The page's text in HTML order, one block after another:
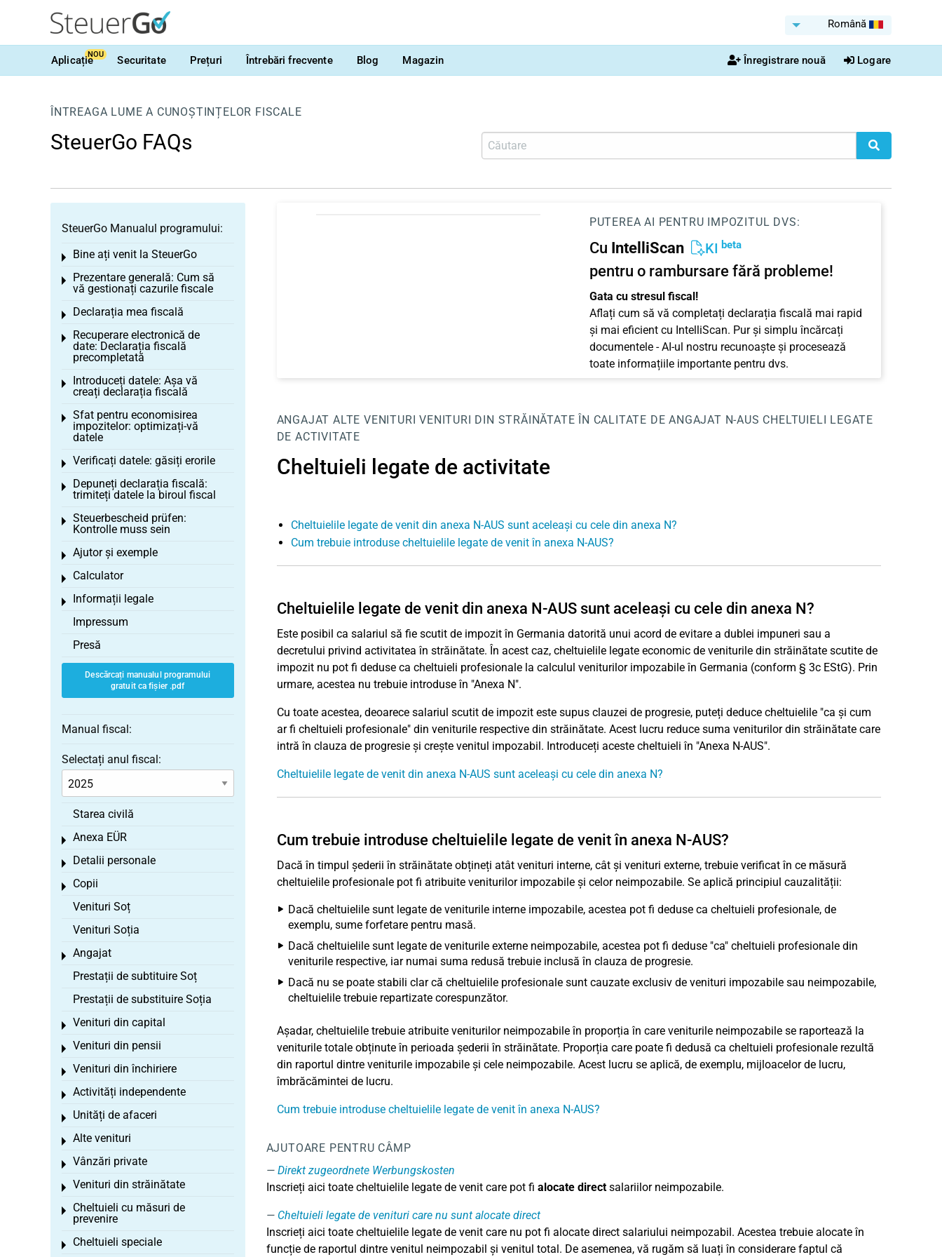
Română
AplicațieNOU Securitate Prețuri Întrebări frecvente Blog Magazin Înregistrare nouă Logare
ÎNTREAGA LUME A CUNOȘTINȚELOR FISCALE
SteuerGo FAQs
PUTEREA AI PENTRU IMPOZITUL DVS:
Cu IntelliScan KI beta
pentru o rambursare fără probleme!
Gata cu stresul fiscal!
Aflați cum să vă completați declarația fiscală mai rapid
și mai eficient cu IntelliScan. Pur și simplu încărcați
documentele - AI-ul nostru recunoaște și procesează
toate informațiile importante pentru dvs.
ANGAJAT ALTE VENITURIVENITURI DIN STRĂINĂTATE ÎN CALITATE DE ANGAJAT N-AUS CHELTUIELI LEGATE
DE ACTIVITATE
Cheltuieli legate de activitate
Cheltuielile legate de venit din anexa N-AUS sunt aceleași cu cele din anexa N?
Cum trebuie introduse cheltuielile legate de venit în anexa N-AUS?
Cheltuielile legate de venit din anexa N-AUS sunt aceleași cu cele din anexa N?
Este posibil ca salariul să fie scutit de impozit în Germania datorită unui acord de evitare a dublei impuneri sau a
decretului privind activitatea în străinătate. În acest caz, cheltuielile legate economic de veniturile din străinătate scutite de
impozit nu pot fi deduse ca cheltuieli profesionale la calculul veniturilor impozabile în Germania (conform § 3c EStG). Prin
urmare, acestea nu trebuie introduse în "Anexa N".
Cu toate acestea, deoarece salariul scutit de impozit este supus clauzei de progresie, puteți deduce cheltuielile "ca și cum
ar fi cheltuieli profesionale" din veniturile respective din străinătate. Acest lucru reduce suma veniturilor din străinătate care
intră în clauza de progresie și crește venitul impozabil. Introduceți aceste cheltuieli în "Anexa N-AUS".
Cheltuielile legate de venit din anexa N-AUS sunt aceleași cu cele din anexa N?
Cum trebuie introduse cheltuielile legate de venit în anexa N-AUS?
Dacă în timpul șederii în străinătate obțineți atât venituri interne, cât și venituri externe, trebuie verificat în ce măsură
cheltuielile profesionale pot fi atribuite veniturilor impozabile și celor neimpozabile. Se aplică principiul cauzalității:
Dacă cheltuielile sunt legate de veniturile interne impozabile, acestea pot fi deduse ca cheltuieli profesionale, de
exemplu, sume forfetare pentru masă.
Dacă cheltuielile sunt legate de veniturile externe neimpozabile, acestea pot fi deduse "ca" cheltuieli profesionale din
veniturile respective, iar numai suma redusă trebuie inclusă în clauza de progresie.
Dacă nu se poate stabili clar că cheltuielile profesionale sunt cauzate exclusiv de venituri impozabile sau neimpozabile,
cheltuielile trebuie repartizate corespunzător.
Așadar, cheltuielile trebuie atribuite veniturilor neimpozabile în proporția în care veniturile neimpozabile se raportează la
veniturile totale obținute în perioada șederii în străinătate. Proporția care poate fi dedusă ca cheltuieli profesionale rezultă
din raportul dintre veniturile impozabile și cele neimpozabile. Acest lucru se aplică, de exemplu, mijloacelor de lucru,
îmbrăcămintei de lucru.
Cum trebuie introduse cheltuielile legate de venit în anexa N-AUS?
AJUTOARE PENTRU CÂMP
Direkt zugeordnete Werbungskosten
Inscrieți aici toate cheltuielile legate de venit care pot fi alocate directsalariilor neimpozabile.
Cheltuieli legate de venituri care nu sunt alocate direct
Inscrieți aici toate cheltuielile legate de venit care nu pot fi alocate direct salariului neimpozabil. Acestea trebuie alocate în
funcție de raportul dintre venitul neimpozabil și venitul total. De asemenea, vă rugăm să luați în considerare faptul că
SteuerGo Manualul programului:
Bine ați venit la SteuerGo
Toggle menu
Prezentare generală: Cum să
vă gestionați cazurile fiscale
Toggle menu
Declarația mea fiscală
Toggle menu
Recuperare electronică de
date: Declarația fiscală
precompletată
Toggle menu
Introduceți datele: Așa vă
creați declarația fiscală
Toggle menu
Sfat pentru economisirea
impozitelor: optimizați-vă
datele
Toggle menu
Verificați datele: găsiți erorile
Toggle menu
Depuneți declarația fiscală:
trimiteți datele la biroul fiscal
Toggle menu
Steuerbescheid prüfen:
Kontrolle muss sein
Toggle menu
Ajutor și exemple
Toggle menu
Calculator
Toggle menu
Informații legale
Toggle menu
Impressum
Presă
Descărcați manualul programului
gratuit ca fișier .pdf
Manual fiscal:
Selectați anul fiscal:
Starea civilă
Anexa EÜR
Toggle menu
Detalii personale
Toggle menu
Copii
Toggle menu
Venituri Soț
Venituri Soția
Angajat
Toggle menu
Prestații de subtituire Soț
Prestații de substituire Soția
Venituri din capital
Toggle menu
Venituri din pensii
Toggle menu
Venituri din închiriere
Toggle menu
Activități independente
Toggle menu
Unități de afaceri
Toggle menu
Alte venituri
Toggle menu
Vânzări private
Toggle menu
Venituri din străinătate
Toggle menu
Cheltuieli cu măsuri de
prevenire
Toggle menu
Cheltuieli speciale
Toggle menu